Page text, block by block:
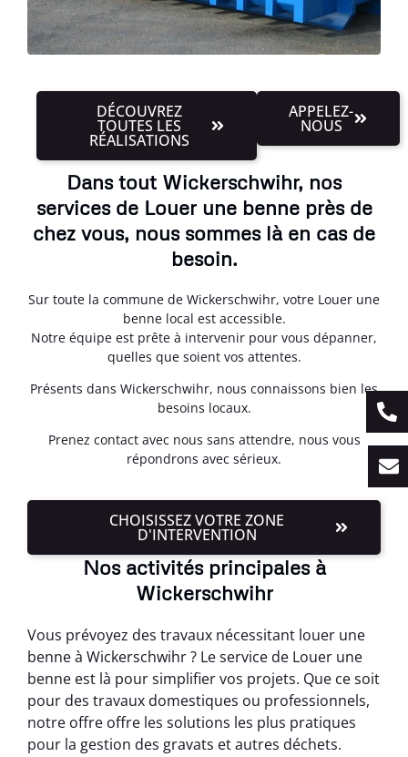
DÉCOUVREZ
TOUTES LES
RÉALISATIONS
APPELEZ-
NOUS
Dans tout Wickerschwihr, nos
services de Louer une benne près de
chez vous, nous sommes là en cas de
besoin.
Sur toute la commune de Wickerschwihr, votre Louer une
benne local est accessible.
Notre équipe est prête à intervenir pour vous dépanner,
quelles que soient vos attentes.
Présents dans Wickerschwihr, nous connaissons bien les
besoins locaux.
Prenez contact avec nous sans attendre, nous vous
répondrons avec sérieux.
CHOISISSEZ VOTRE ZONE
D'INTERVENTION
Nos activités principales à
Wickerschwihr
Vous prévoyez des travaux nécessitant louer une
benne à Wickerschwihr ? Le service de Louer une
benne est là pour simplifier vos projets. Que ce soit
pour des travaux domestiques ou professionnels,
notre offre offre les solutions les plus pratiques
pour la gestion des gravats et autres déchets.